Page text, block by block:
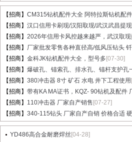
【招商】 CM315钻机配件大全 阿特拉斯钻机配
【招商】 汉口信用卡刷现/汉阳取现/武汉武昌提
【招商】 2026年信用卡风控越来越严，武汉取现
【招商】 厂家批发零售各种直径高/低风压钻头
【招商】 金科JK钻机配件大全，型号多 [07-30]
【招商】 爆破孔、锚索孔、排水孔、锚杆支护孔
【招商】 380冲击器 8寸 矿石 水电 井下工程使用
【招商】 带有KA MA证书，KQZ- 90钻机及配件
【招商】 110冲击器 厂家自产销售 [07-27]
【招商】 340-115钻头 厂家自产自销 价格合适
YD486高合金耐磨焊丝 [04-28]